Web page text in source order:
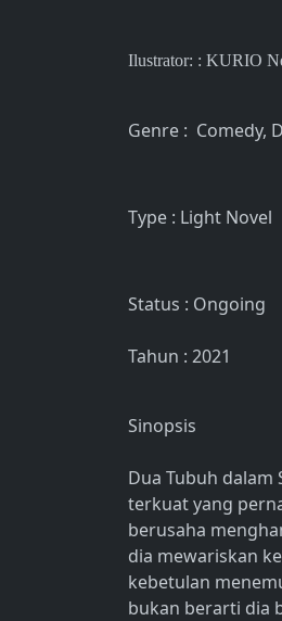
Ilustrator: : KURIO
Genre : Comedy,
Type : Light Novel
Status : Ongoing
Tahun : 2021
Sinopsis
Dua Tubuh dalam
terkuat yang
berusaha
dia mewariskan
kebetulan
bukan berarti dia